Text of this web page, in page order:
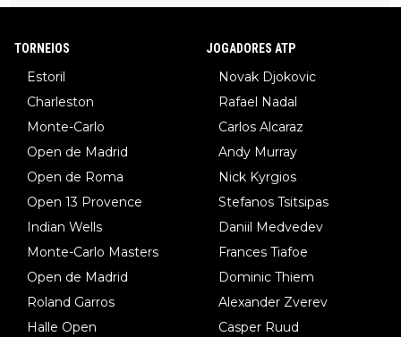
TORNEIOS
Estoril
Charleston
Monte-Carlo
Open de Madrid
Open de Roma
Open 13 Provence
Indian Wells
Monte-Carlo Masters
Open de Madrid
Roland Garros
Halle Open
JOGADORES ATP
Novak Djokovic
Rafael Nadal
Carlos Alcaraz
Andy Murray
Nick Kyrgios
Stefanos Tsitsipas
Daniil Medvedev
Frances Tiafoe
Dominic Thiem
Alexander Zverev
Casper Ruud